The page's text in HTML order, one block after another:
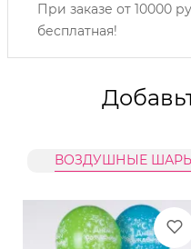
При заказе от 10000
бесплатная!
ВОЗДУШНЫЕ